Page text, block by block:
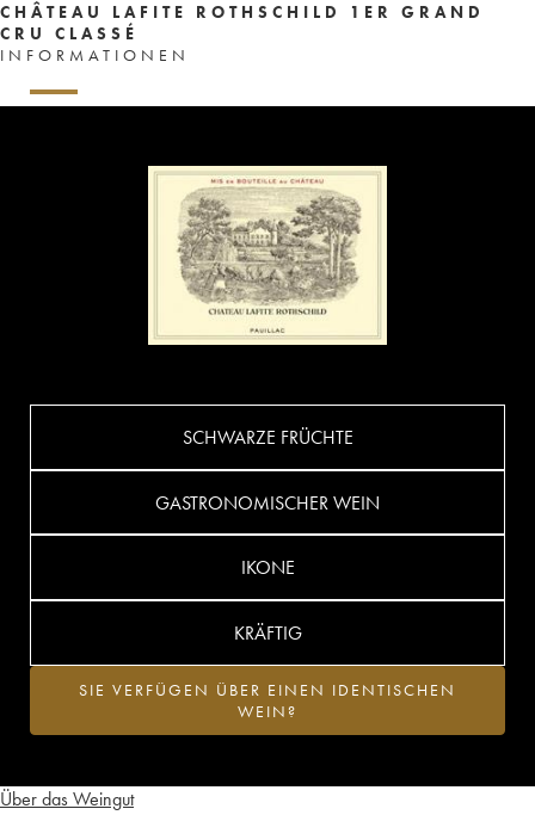
CHÂTEAU LAFITE ROTHSCHILD 1ER GRAND
CRU CLASSÉ
INFORMATIONEN
Über das Weingut
SCHWARZE FRÜCHTE
GASTRONOMISCHER WEIN
IKONE
KRÄFTIG
SIE VERFÜGEN ÜBER EINEN IDENTISCHEN
WEIN?